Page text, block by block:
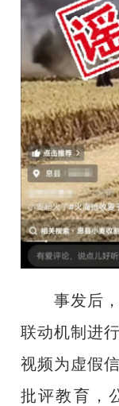
事发后，
联动机制进
视频为虚假
批评教育，